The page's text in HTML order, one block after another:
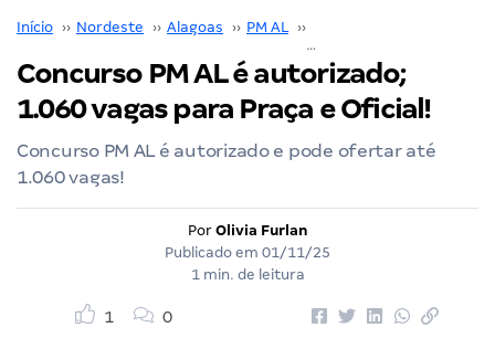
Início ›› Nordeste ›› Alagoas ›› PM AL ››
Concurso PM AL é autorizado;
1.060 vagas para Praça e Oficial!
Concurso PM AL é autorizado e pode ofertar até
1.060 vagas!
Por Olivia Furlan
Publicado em 01/11/25
1 min. de leitura
1 0